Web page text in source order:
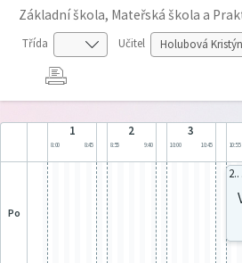
Základní škola, Mateřská škola a
Třída Učitel
1
8:00 8:45
2
8:55 9:40
3
10:00 10:45 10:55
po